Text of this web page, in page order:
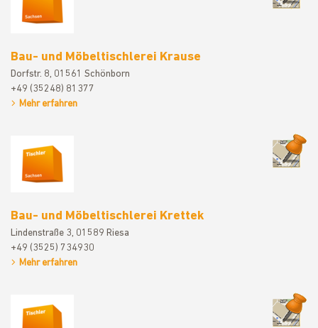
Bau- und Möbeltischlerei Krause
Dorfstr. 8, 01561 Schönborn
+49 (35248) 81377
Mehr erfahren
Bau- und Möbeltischlerei Krettek
Lindenstraße 3, 01589 Riesa
+49 (3525) 734930
Mehr erfahren
Bau- und
Bau- und